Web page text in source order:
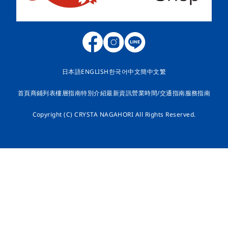
日本語ENGLISH한국어中文簡中文繁
首頁商鋪列表樓層指南特別介紹最新資訊營業時間/交通指南服務指南
Copyright (C) CRYSTA NAGAHORI All Rights Reserved.